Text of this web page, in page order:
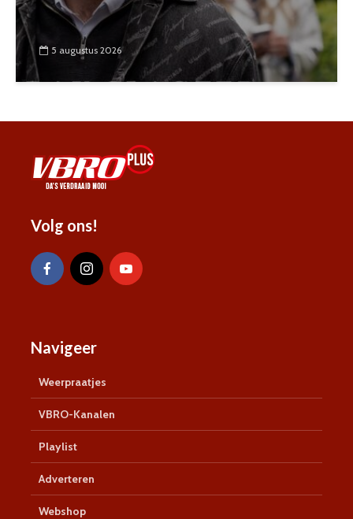
5 augustus 2026
Volg ons!
Navigeer
Weerpraatjes
VBRO-Kanalen
Playlist
Adverteren
Webshop